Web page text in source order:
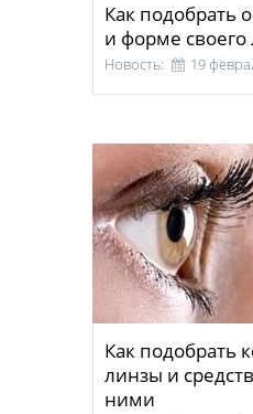
Как подобрать
и форме своего
Новость: 19
Как подобрать
линзы и
ними